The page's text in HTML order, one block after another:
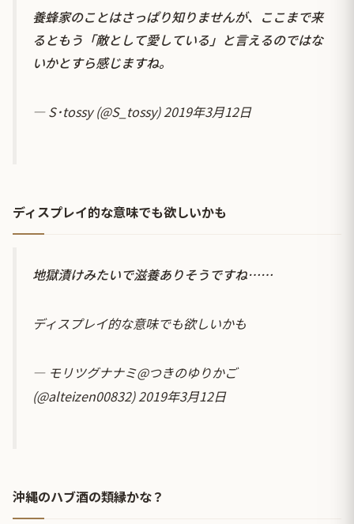
養蜂家のことはさっぱり知りませんが、ここまで来
るともう「敵として愛している」と言えるのではな
いかとすら感じますね。
— S･tossy (@S_tossy)2019年3月12日
ディスプレイ的な意味でも欲しいかも
地獄漬けみたいで滋養ありそうですね……
ディスプレイ的な意味でも欲しいかも
— モリツグナナミ@つきのゆりかご
(@alteizen00832)2019年3月12日
沖縄のハブ酒の類縁かな？